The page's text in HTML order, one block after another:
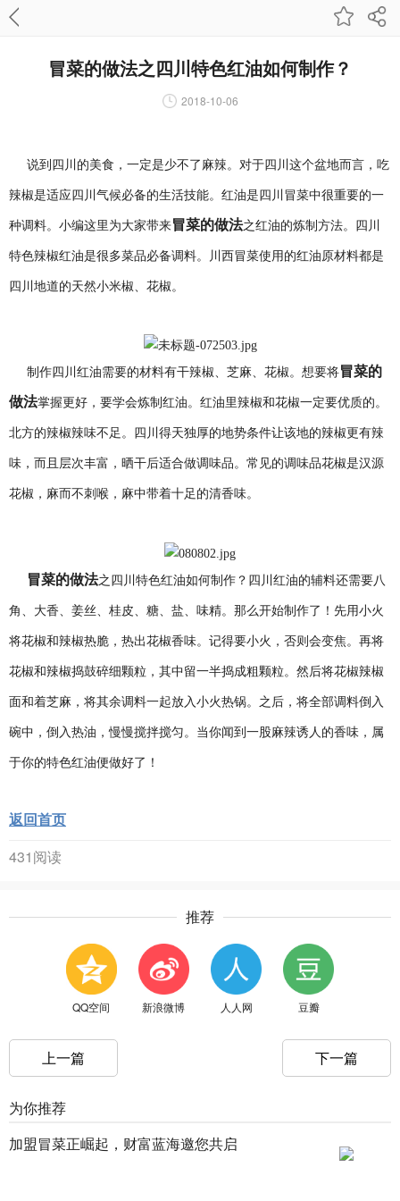
冒菜的做法之四川特色红油如何制作？
2018-10-06
说到四川的美食，一定是少不了麻辣。对于四川这个盆地而言，吃
辣椒是适应四川气候必备的生活技能。红油是四川冒菜中很重要的一
种调料。小编这里为大家带来冒菜的做法之红油的炼制方法。四川
特色辣椒红油是很多菜品必备调料。川西冒菜使用的红油原材料都是
四川地道的天然小米椒、花椒。
制作四川红油需要的材料有干辣椒、芝麻、花椒。想要将冒菜的
做法掌握更好，要学会炼制红油。红油里辣椒和花椒一定要优质的。
北方的辣椒辣味不足。 四川得天独厚的地势条件让该地的辣椒更有辣
味，而且层次丰富，晒干后适合做调味品。常见的调味品花椒是汉源
花椒，麻而不刺喉，麻中带着十足的清香味。
冒菜的做法之四川特色红油如何制作？四川红油的辅料还需要八
角、大香、姜丝、桂皮、糖、盐、味精。那么开始制作了！先用小火
将花椒和辣椒热脆，热出花椒香味。记得要小火，否则会变焦。再将
花椒和辣椒捣鼓碎细颗粒，其中留一半捣成粗颗粒。然后将花椒辣椒
面和着芝麻，将其余调料一起放入小火热锅。之后，将全部调料倒入
碗中，倒入热油，慢慢搅拌搅匀。当你闻到一股麻辣诱人的香味，属
于你的特色红油便做好了！
返回首页
431阅读
推荐
QQ空间 新浪微博 人人网 豆瓣
上一篇 下一篇
为你推荐
加盟冒菜正崛起，财富蓝海邀您共启